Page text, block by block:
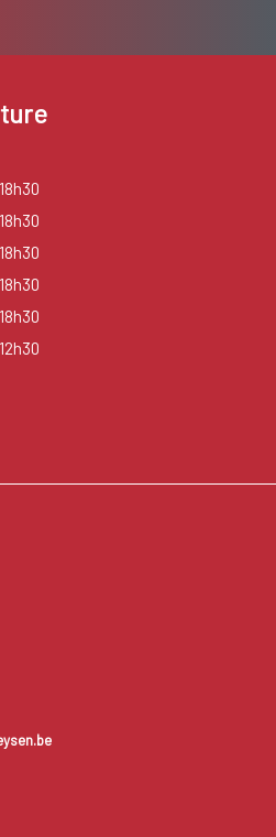
18h30
18h30
18h30
18h30
18h30
12h30